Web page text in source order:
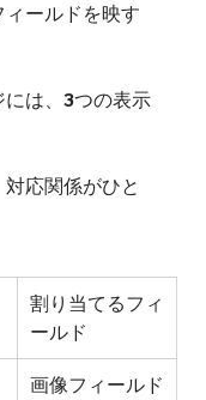
ールドを映す
は、3つの表示
応関係がひと
割り当てるフィ
ールド
画像フィールド